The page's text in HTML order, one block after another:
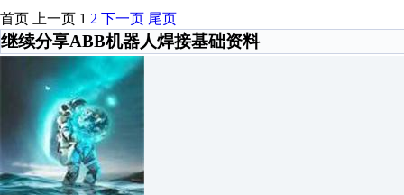
首页 上一页 1 2 下一页 尾页
继续分享ABB机器人焊接基础资料